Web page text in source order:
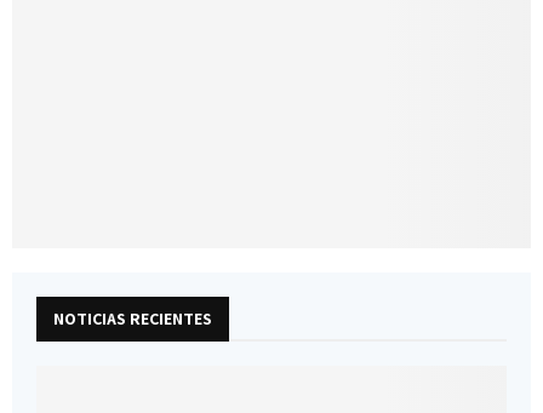
NOTICIAS RECIENTES